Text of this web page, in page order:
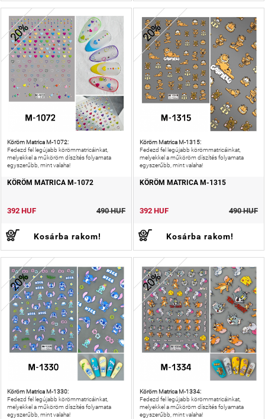
20%
Köröm Matrica M-1072:
Fedezd fel legújabb körömmatricáinkat,
melyekkel a műköröm díszítés folyamata
egyszerűbb, mint valaha!
KÖRÖM MATRICA M-1072
392 HUF 490 HUF
Kosárba rakom!
20%
Köröm Matrica M-1315:
Fedezd fel legújabb körömmatricáinkat,
melyekkel a műköröm díszítés folyamata
egyszerűbb, mint valaha!
KÖRÖM MATRICA M-1315
392 HUF 490 HUF
Kosárba rakom!
20%
Köröm Matrica M-1330:
Fedezd fel legújabb körömmatricáinkat,
melyekkel a műköröm díszítés folyamata
egyszerűbb, mint valaha!
20%
Köröm Matrica M-1334:
Fedezd fel legújabb körömmatricáinkat,
melyekkel a műköröm díszítés folyamata
egyszerűbb, mint valaha!